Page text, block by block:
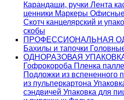
Карандаши, ручки Лента
ценники Маркеры Офисные
Скотч канцелярский и
скобы
ПРОФЕССИОНАЛЬНАЯ
Бахилы и тапочки
ОДНОРАЗОВАЯ
Гофрокороба Пленка
Подложки из вспененного
из пульперкартона
сэндвичей Упаковка для